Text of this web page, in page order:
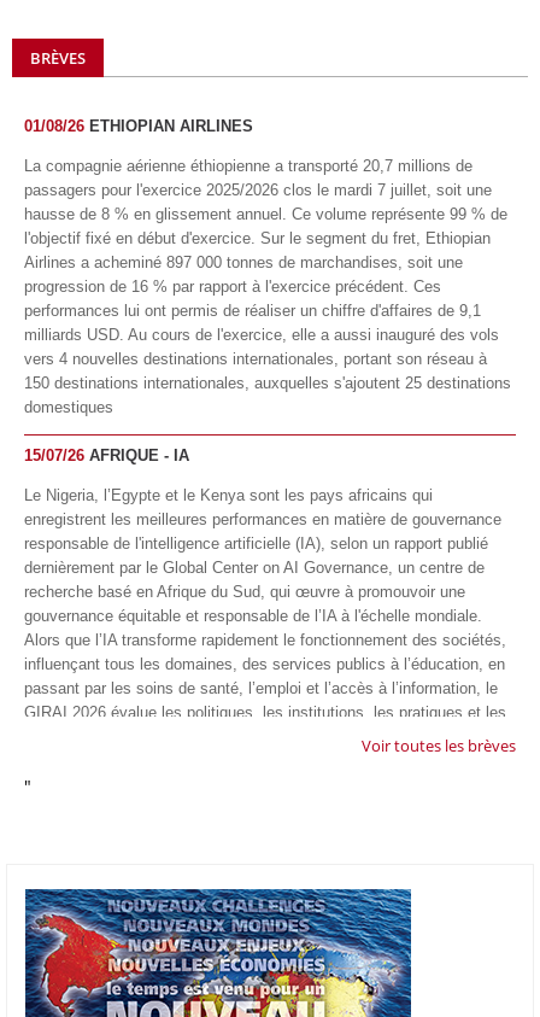
BRÈVES
01/08/26 ETHIOPIAN AIRLINES
La compagnie aérienne éthiopienne a transporté 20,7 millions de
passagers pour l'exercice 2025/2026 clos le mardi 7 juillet, soit une
hausse de 8 % en glissement annuel. Ce volume représente 99 % de
l'objectif fixé en début d'exercice. Sur le segment du fret, Ethiopian
Airlines a acheminé 897 000 tonnes de marchandises, soit une
progression de 16 % par rapport à l'exercice précédent. Ces
performances lui ont permis de réaliser un chiffre d'affaires de 9,1
milliards USD. Au cours de l'exercice, elle a aussi inauguré des vols
vers 4 nouvelles destinations internationales, portant son réseau à
150 destinations internationales, auxquelles s'ajoutent 25 destinations
domestiques
15/07/26 AFRIQUE - IA
Le Nigeria, l’Egypte et le Kenya sont les pays africains qui
enregistrent les meilleures performances en matière de gouvernance
responsable de l'intelligence artificielle (IA), selon un rapport publié
dernièrement par le Global Center on AI Governance, un centre de
recherche basé en Afrique du Sud, qui œuvre à promouvoir une
gouvernance équitable et responsable de l’IA à l'échelle mondiale.
Alors que l’IA transforme rapidement le fonctionnement des sociétés,
influençant tous les domaines, des services publics à l’éducation, en
passant par les soins de santé, l’emploi et l’accès à l’information, le
GIRAI 2026 évalue les politiques, les institutions, les pratiques et les
conditions générales de gouvernance qui favorisent un déploiement
technologie.
appliquée d'Afrique à À Accra, au Ghana. L'annonce a été faite
mercredi 1er juillet lors du premier Google Cloud Summit du groupe
américain, qui a également indiqué avoir dépassé son objectif
d'investir un milliard de dollars sur le continent en cinq ans. Baptisée
Google Africa Applied AI Lab, la structure sera hébergée à l'AI
Voir toutes les brèves
"